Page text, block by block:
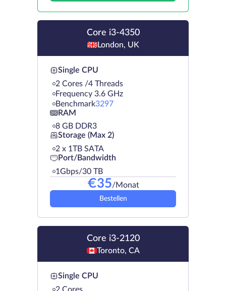
Core i3-4350
London, UK
Single CPU
2 Cores /4 Threads
Frequency 3.6 GHz
Benchmark3297
RAM
8 GB DDR3
Storage (Max 2)
2 х 1TB SATA
Port/Bandwidth
1Gbps/30 TB
€35/Monat
Bestellen
Core i3-2120
Toronto, CA
Single CPU